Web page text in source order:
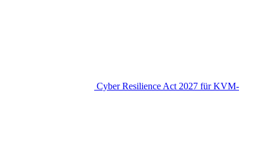
Cyber Resilience Act 2027 für KVM-